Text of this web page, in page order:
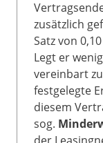
zusätzlich
Satz von
Legt er
vereinbart
festgelegte
diesem
sog.